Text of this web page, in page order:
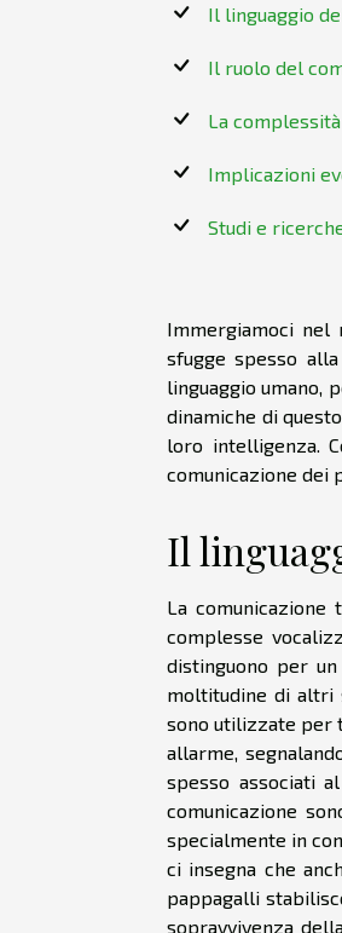
Il linguaggio
Il ruolo del
La
Implicazioni
Studi e
Immergiamoci nel
sfugge spesso
linguaggio umano,
dinamiche di
loro intelligenza.
comunicazione dei
Il
La
complesse
distinguono per
moltitudine di altri
sono utilizzate per
allarme,
spesso associati
comunicazione
specialmente in
ci insegna che
pappagalli
sopravvivenza